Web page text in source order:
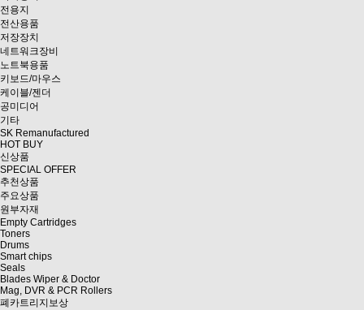
전용지
전산용품
저장장치
네트워크장비
노트북용품
키보드/마우스
케이블/젠더
공미디어
기타
SK Remanufactured
HOT BUY
신상품
SPECIAL OFFER
추천상품
주요상품
원부자재
Empty Cartridges
Toners
Drums
Smart chips
Seals
Blades Wiper & Doctor
Mag, DVR & PCR Rollers
폐카트리지보상